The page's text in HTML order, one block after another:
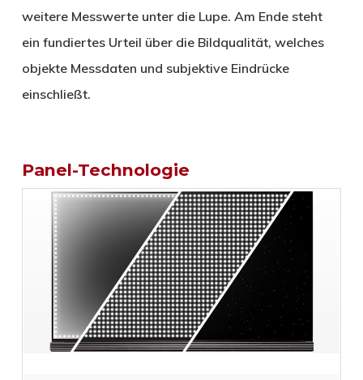
weitere Messwerte unter die Lupe. Am Ende steht
ein fundiertes Urteil über die Bildqualität, welches
objekte Messdaten und subjektive Eindrücke
einschließt.
Panel-Technologie